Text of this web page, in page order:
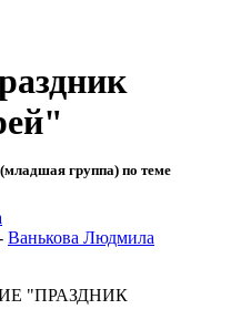
группа) по теме
Ванькова Людмила
"ПРАЗДНИК